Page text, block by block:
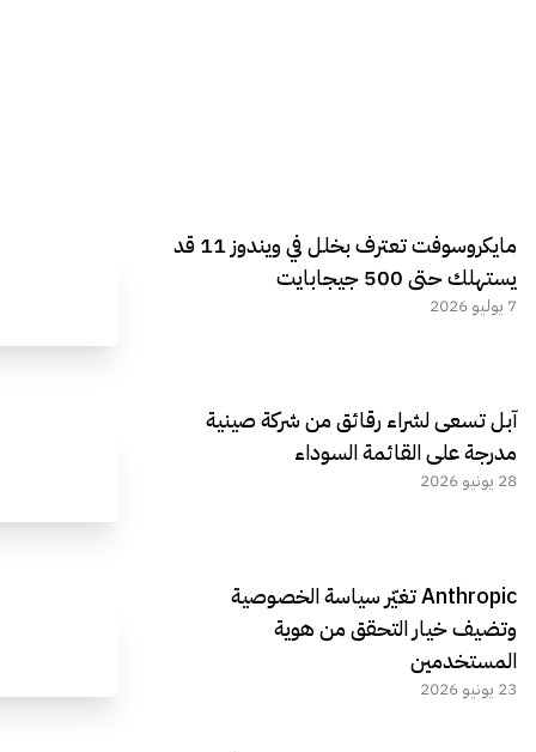
مايكروسوفت تعترف بخلل في ويندوز 11 قد
يستهلك حتى 500 جيجابايت
7 يوليو 2026
آبل تسعى لشراء رقائق من شركة صينية
مدرجة على القائمة السوداء
28 يونيو 2026
Anthropic تغيّر سياسة الخصوصية
وتضيف خيار التحقق من هوية
المستخدمين
23 يونيو 2026